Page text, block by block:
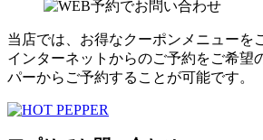
当店では、お得なクーポンメニューを
インターネットからのご予約をご希望
パーからご予約することが可能です。